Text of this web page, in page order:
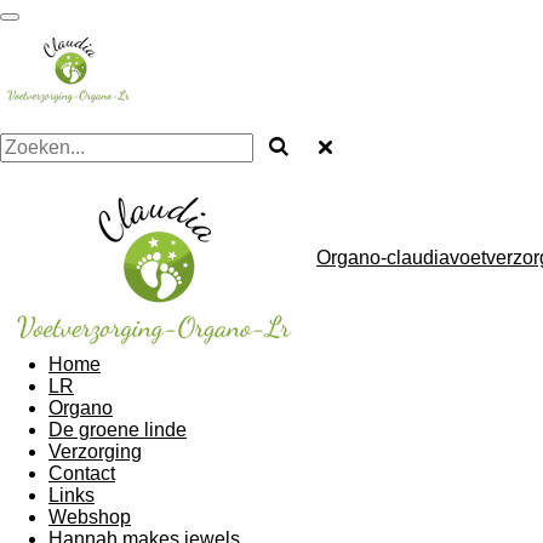
Ga
direct
naar
de
hoofdinhoud
Organo-
Home
LR
Organo
De groene linde
Verzorging
Contact
Links
Webshop
Hannah makes jewels